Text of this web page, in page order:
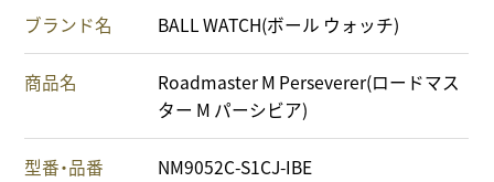
ブランド名 BALL WATCH(ボール ウォッチ)
商品名
Roadmaster M Perseverer(ロードマス
ター M パーシビア)
型番・品番 NM9052C-S1CJ-IBE